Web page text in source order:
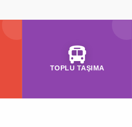
TOPLU TAŞIMA